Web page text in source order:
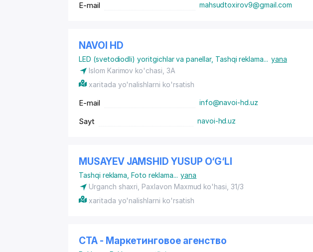
E-mail mahsudtoxirov9@gmail.com
NAVOI HD
LED (svetodiodli) yoritgichlar va panellar, Tashqi reklama... yana
Islom Karimov ko'chasi, 3A
xaritada yo'nalishlarni ko'rsatish
E-mail info@navoi-hd.uz
Sayt navoi-hd.uz
MUSAYEV JAMSHID YUSUP O‘G‘LI
Tashqi reklama ,Foto reklama... yana
Urganch shaxri, Paxlavon Maxmud ko'hasi, 31/3
xaritada yo'nalishlarni ko'rsatish
CTA - Маркетинговое агенство